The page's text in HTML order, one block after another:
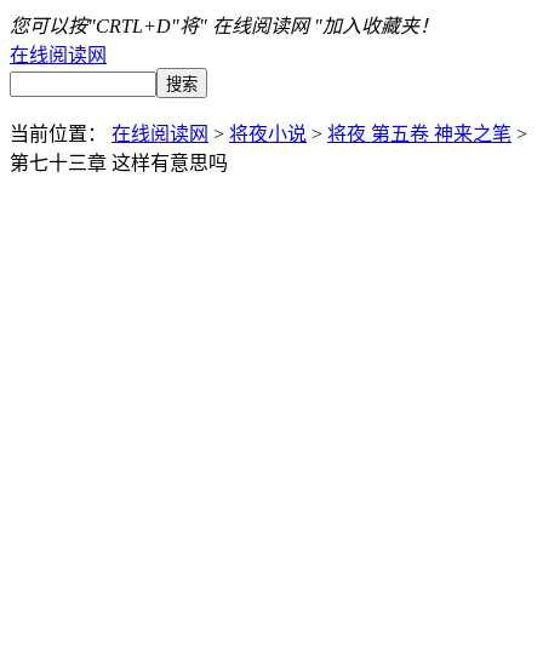
您可以按"CRTL+D"将" 在线阅读网 "加入收藏夹！
在线阅读网
当前位置： 在线阅读网 > 将夜小说 > 将夜 第五卷 神来之笔 >
第七十三章 这样有意思吗